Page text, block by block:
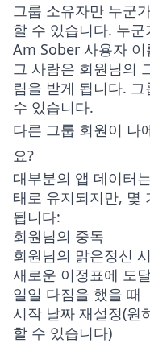
그룹 소유자만 누군
할 수 있습니다. 누
Am Sober 사용자
그 사람은 회원님의
림을 받게 됩니다.
수 있습니다.
다른 그룹 회원이 나
요?
대부분의 앱 데이터
태로 유지되지만, 몇
됩니다:
회원님의 중독
회원님의 맑은정신
새로운 이정표에 도
일일 다짐을 했을 때
시작 날짜 재설정(원
할 수 있습니다)